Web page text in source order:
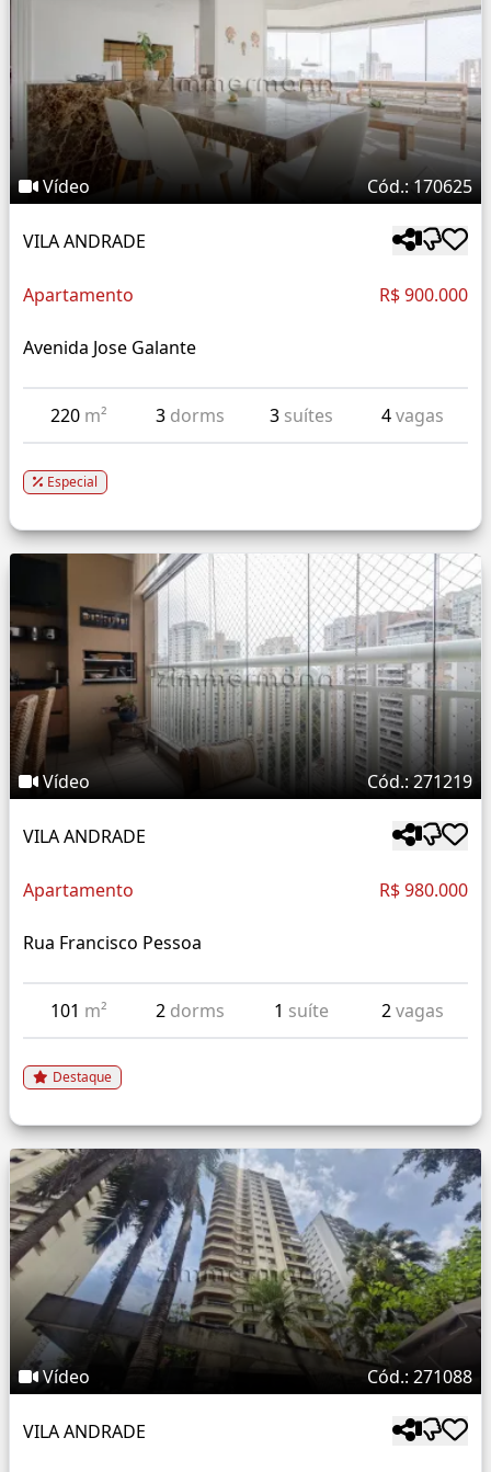
Vídeo Cód.: 170625
VILA ANDRADE
Apartamento R$ 900.000
Avenida Jose Galante
220 m² 3 dorms 3 suítes 4vagas
Especial
Vídeo Cód.: 271219
VILA ANDRADE
Apartamento R$ 980.000
Rua Francisco Pessoa
101 m² 2 dorms 1 suíte 2vagas
Destaque
Vídeo Cód.: 271088
VILA ANDRADE